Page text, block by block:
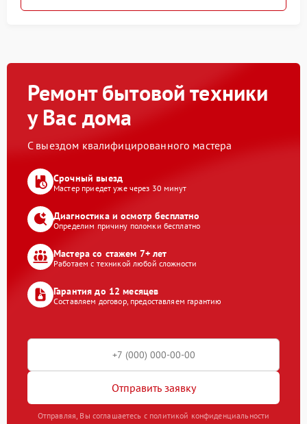
Ремонт бытовой техники
у Вас дома
С выездом квалифицированного мастера
Срочный выезд
Мастер приедет уже через 30 минут
Диагностика и осмотр бесплатно
Определим причину поломки бесплатно
Мастера со стажем 7+ лет
Работаем с техникой любой сложности
Гарантия до 12 месяцев
Составляем договор, предоставляем гарантию
Отправить заявку
Отправляя, Вы соглашаетесь с политикой конфиденциальности